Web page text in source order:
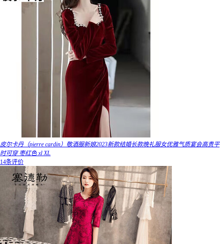
皮尔卡丹（pierre cardin）敬酒服新娘2023新款结婚长款晚礼服女优雅气质宴会高贵平
时可穿 枣红色 xl XL
14条评价